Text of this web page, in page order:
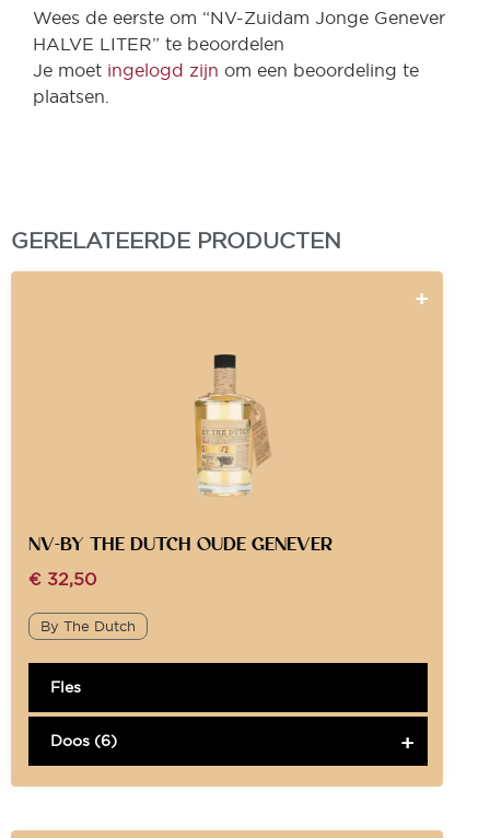
Wees de eerste om “NV-Zuidam Jonge Genever
HALVE LITER” te beoordelen
Je moet ingelogd zijn om een beoordeling te
plaatsen.
GERELATEERDE PRODUCTEN
NV-BY THE DUTCH OUDE GENEVER
€ 32,50
By The Dutch
Fles
Doos (6)